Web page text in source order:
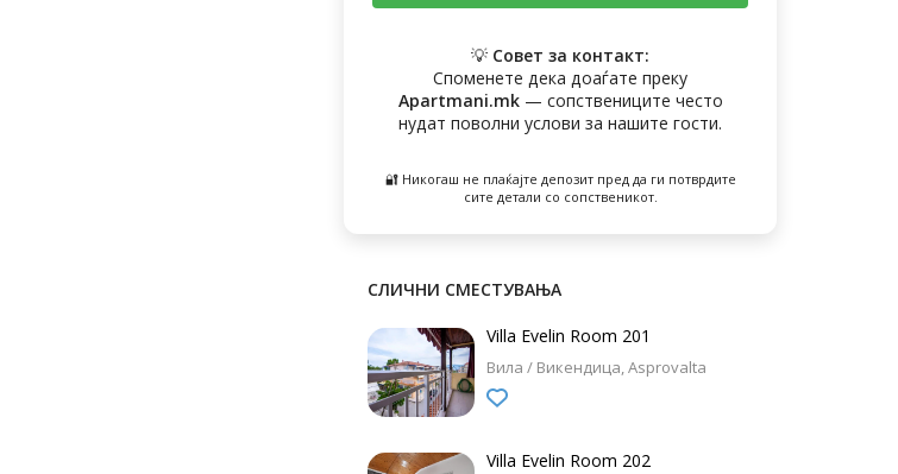
💡 Совет за контакт:
Споменете дека доаѓате преку
Apartmani.mk— сопствениците често
нудат поволни услови за нашите гости.
🔐 Никогаш не плаќајте депозит пред да ги потврдите
сите детали со сопственикот.
СЛИЧНИ СМЕСТУВАЊА
Villa Evelin Room 201
Вила / Викендица Asprovalta
Villa Evelin Room 202